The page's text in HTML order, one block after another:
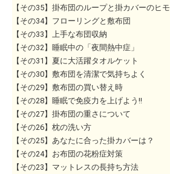
【その35】掛布団のループと掛カバーのヒモ
【その34】フローリングと敷布団
【その33】上手な布団収納
【その32】睡眠中の「夜間熱中症」
【その31】夏に大活躍タオルケット
【その30】敷布団を清潔で気持ちよく
【その29】敷布団の買い替え時
【その28】睡眠で免疫力を上げよう!!
【その27】掛布団の重さについて
【その26】枕の洗い方
【その25】あなたに合った掛カバーは？
【その24】お布団の花粉症対策
【その23】マットレスの長持ち方法